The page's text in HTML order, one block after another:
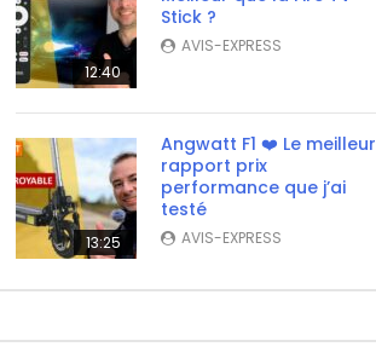
12:40
Stick ?
AVIS-EXPRESS
13:25
Angwatt F1 ❤️ Le meilleur
rapport prix
performance que j’ai
testé
AVIS-EXPRESS